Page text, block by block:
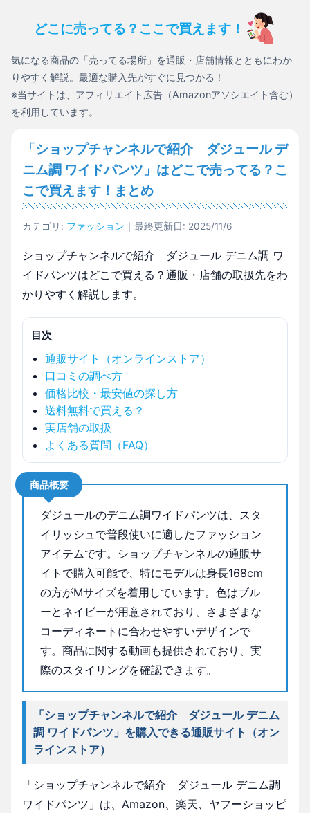
どこに売ってる？ここで買えます！
気になる商品の「売ってる場所」を通販・店舗情報とともにわか
りやすく解説。最適な購入先がすぐに見つかる！
※当サイトは、アフィリエイト広告（Amazonアソシエイト含む）
を利用しています。
「ショップチャンネルで紹介 ダジュール デ
ニム調 ワイドパンツ」はどこで売ってる？こ
こで買えます！まとめ
カテゴリ: ファッション ｜最終更新日: 2025/11/6
ショップチャンネルで紹介 ダジュール デニム調 ワ
イドパンツはどこで買える？通販・店舗の取扱先をわ
かりやすく解説します。
目次
通販サイト（オンラインストア）
口コミの調べ方
価格比較・最安値の探し方
送料無料で買える？
実店舗の取扱
よくある質問（FAQ）
商品概要
ダジュールのデニム調ワイドパンツは、スタ
イリッシュで普段使いに適したファッション
アイテムです。ショップチャンネルの通販サ
イトで購入可能で、特にモデルは身長168cm
の方がMサイズを着用しています。色はブル
ーとネイビーが用意されており、さまざまな
コーディネートに合わせやすいデザインで
す。商品に関する動画も提供されており、実
際のスタイリングを確認できます。
「ショップチャンネルで紹介 ダジュール デニム
調 ワイドパンツ」を購入できる通販サイト（オン
ラインストア）
「ショップチャンネルで紹介 ダジュール デニム調
ワイドパンツ」は、Amazon、楽天、ヤフーショッピ